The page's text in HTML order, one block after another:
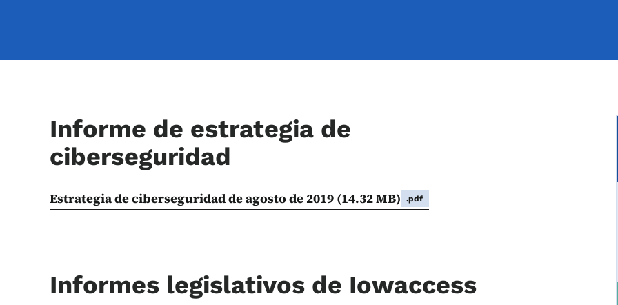
Informe de estrategia de
ciberseguridad
Estrategia de ciberseguridad de agosto de 2019 (14.32 MB) .pdf
Informes legislativos de Iowaccess